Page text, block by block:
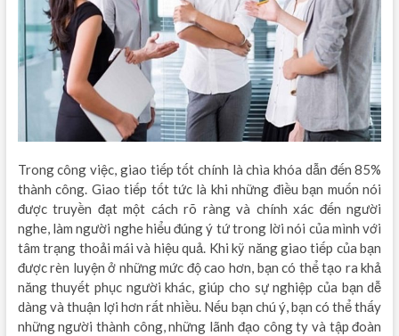
Trong công việc, giao tiếp tốt chính là chìa khóa dẫn đến 85%
thành công. Giao tiếp tốt tức là khi những điều bạn muốn nói
được truyền đạt một cách rõ ràng và chính xác đến người
nghe, làm người nghe hiểu đúng ý tứ trong lời nói của mình với
tâm trạng thoải mái và hiệu quả. Khi kỹ năng giao tiếp của bạn
được rèn luyện ở những mức độ cao hơn, bạn có thể tạo ra khả
năng thuyết phục người khác, giúp cho sự nghiệp của bạn dễ
dàng và thuận lợi hơn rất nhiều. Nếu bạn chú ý, bạn có thể thấy
những người thành công, những lãnh đạo công ty và tập đoàn